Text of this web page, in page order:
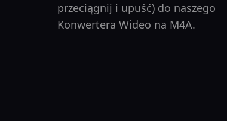
przeciągnij i upuść) do naszego
Konwertera Wideo na M4A.